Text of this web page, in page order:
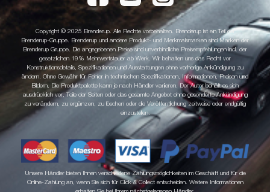
Copyright © 2025 Brenderup. Alle Rechte vorbehalten. Brenderup ist ein Teil der
Brenderup-Gruppe. Brenderup und andere Produkt- und Merkmalsmarken sind Marken der
Brenderup Gruppe. Die angegebenen Preise sind unverbindliche Preisempfehlungen incl. der
gesetzlichen 19% Mehrwertsteuer ab Werk. Wir behalten uns das Recht vor
Konstruktionsdetails, Spezifikationen und Ausstattungen ohne vorherige Ankündigung zu
ändern. Ohne Gewähr für Fehler in technischen Spezifikationen, Informationen, Preisen und
Bildern. Die Produktpalette kann je nach Händler variieren. Der Autor behält es sich
ausdrücklich vor, Teile der Seiten oder das gesamte Angebot ohne gesonderte Ankündigung
zu verändern, zu ergänzen, zu löschen oder die Veröffentlichung zeitweise oder endgültig
einzustellen.
Unsere Händler bieten Ihnen verschiedene Zahlungsmöglichkeiten im Geschäft und für die
Online-Zahlung an, wenn Sie sich für Click & Collect entscheiden. Weitere Informationen